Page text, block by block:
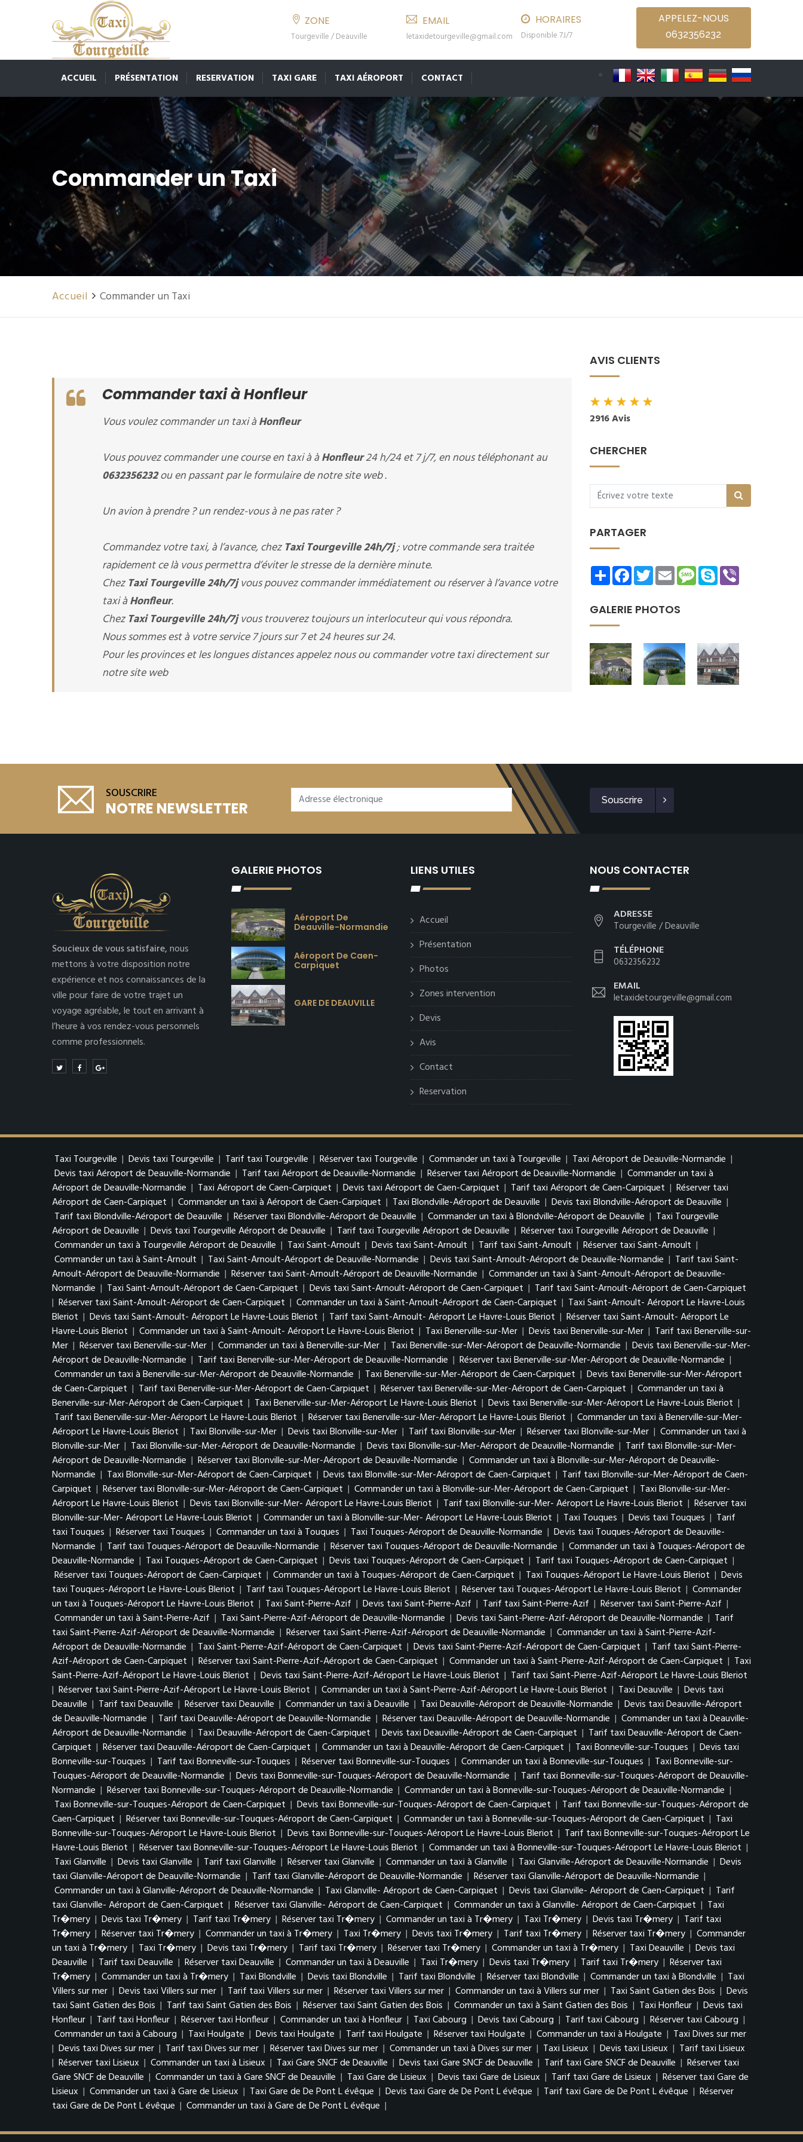
ZONE
Tourgeville / Deauville
EMAIL
letaxidetourgeville@gmail.com
HORAIRES
Disponible 7J/7
APPELEZ-NOUS
0632356232
ACCUEIL PRÉSENTATION RESERVATION TAXI GARE TAXI AÉROPORT CONTACT
Commander un Taxi
Accueil Commander un Taxi
Commander taxi à Honfleur
Vous voulez commander un taxi àHonfleur
Vous pouvez commander une course en taxi à àHonfleur24 h/24 et 7 j/7, en nous téléphonant au
0632356232ou en passant par le formulaire de notre site web .
Un avion à prendre ? un rendez-vous à ne pas rater ?
Commandez votre taxi, à l’avance, chezTaxi Tourgeville 24h/7j; votre commande sera traitée
rapidement ce là vous permettra d’éviter le stresse de la dernière minute.
ChezTaxi Tourgeville 24h/7jvous pouvez commander immédiatement ou réserver à l’avance votre
taxi àHonfleur.
ChezTaxi Tourgeville 24h/7jvous trouverez toujours un interlocuteur qui vous répondra.
Nous sommes est à votre service 7 jours sur 7 et 24 heures sur 24.
Pour les provinces et les longues distances appelez nous ou commander votre taxi directement sur
notre site web
AVIS CLIENTS
★★★★★
2916 Avis
CHERCHER
PARTAGER
ShareFacebookTwitterEmailMessage
Skype
GALERIE PHOTOS
SOUSCRIRE
NOTRE NEWSLETTER Souscrire
Soucieux de vous satisfaire,nous
mettons à votre disposition notre
expérience et nos connaissances de la
ville pour faire de votre trajet un
voyage agréable, le tout en arrivant à
l’heure à vos rendez-vous personnels
comme professionnels.
GALERIE PHOTOS
Aéroport De
Deauville-Normandie
Aéroport De Caen-
Carpiquet
GARE DE DEAUVILLE
LIENS UTILES
Accueil
Présentation
Photos
Zones intervention
Devis
Avis
Contact
Reservation
NOUS CONTACTER
ADRESSE
Tourgeville / Deauville
TÉLÉPHONE
0632356232
EMAIL
letaxidetourgeville@gmail.com
Taxi Tourgeville | Devis taxi Tourgeville | Tarif taxi Tourgeville | Réserver taxi Tourgeville | Commander un taxi à Tourgeville | Taxi Aéroport de Deauville-Normandie |
Devis taxi Aéroport de Deauville-Normandie | Tarif taxi Aéroport de Deauville-Normandie | Réserver taxi Aéroport de Deauville-Normandie | Commander un taxi à
Aéroport de Deauville-Normandie | Taxi Aéroport de Caen-Carpiquet | Devis taxi Aéroport de Caen-Carpiquet | Tarif taxi Aéroport de Caen-Carpiquet | Réserver taxi
Aéroport de Caen-Carpiquet | Commander un taxi à Aéroport de Caen-Carpiquet | Taxi Blondville-Aéroport de Deauville | Devis taxi Blondville-Aéroport de Deauville |
Tarif taxi Blondville-Aéroport de Deauville | Réserver taxi Blondville-Aéroport de Deauville | Commander un taxi à Blondville-Aéroport de Deauville | Taxi Tourgeville
Aéroport de Deauville | Devis taxi Tourgeville Aéroport de Deauville | Tarif taxi Tourgeville Aéroport de Deauville | Réserver taxi Tourgeville Aéroport de Deauville |
Commander un taxi à Tourgeville Aéroport de Deauville | Taxi Saint-Arnoult | Devis taxi Saint-Arnoult | Tarif taxi Saint-Arnoult | Réserver taxi Saint-Arnoult |
Commander un taxi à Saint-Arnoult | Taxi Saint-Arnoult-Aéroport de Deauville-Normandie | Devis taxi Saint-Arnoult-Aéroport de Deauville-Normandie | Tarif taxi Saint-
Arnoult-Aéroport de Deauville-Normandie | Réserver taxi Saint-Arnoult-Aéroport de Deauville-Normandie | Commander un taxi à Saint-Arnoult-Aéroport de Deauville-
Normandie | Taxi Saint-Arnoult-Aéroport de Caen-Carpiquet | Devis taxi Saint-Arnoult-Aéroport de Caen-Carpiquet | Tarif taxi Saint-Arnoult-Aéroport de Caen-Carpiquet
| Réserver taxi Saint-Arnoult-Aéroport de Caen-Carpiquet | Commander un taxi à Saint-Arnoult-Aéroport de Caen-Carpiquet | Taxi Saint-Arnoult- Aéroport Le Havre-Louis
Bleriot | Devis taxi Saint-Arnoult- Aéroport Le Havre-Louis Bleriot | Tarif taxi Saint-Arnoult- Aéroport Le Havre-Louis Bleriot | Réserver taxi Saint-Arnoult- Aéroport Le
Havre-Louis Bleriot | Commander un taxi à Saint-Arnoult- Aéroport Le Havre-Louis Bleriot | Taxi Benerville-sur-Mer | Devis taxi Benerville-sur-Mer | Tarif taxi Benerville-sur-
Mer | Réserver taxi Benerville-sur-Mer | Commander un taxi à Benerville-sur-Mer | Taxi Benerville-sur-Mer-Aéroport de Deauville-Normandie | Devis taxi Benerville-sur-Mer-
Aéroport de Deauville-Normandie | Tarif taxi Benerville-sur-Mer-Aéroport de Deauville-Normandie | Réserver taxi Benerville-sur-Mer-Aéroport de Deauville-Normandie |
Commander un taxi à Benerville-sur-Mer-Aéroport de Deauville-Normandie | Taxi Benerville-sur-Mer-Aéroport de Caen-Carpiquet | Devis taxi Benerville-sur-Mer-Aéroport
de Caen-Carpiquet | Tarif taxi Benerville-sur-Mer-Aéroport de Caen-Carpiquet | Réserver taxi Benerville-sur-Mer-Aéroport de Caen-Carpiquet | Commander un taxi à
Benerville-sur-Mer-Aéroport de Caen-Carpiquet | Taxi Benerville-sur-Mer-Aéroport Le Havre-Louis Bleriot | Devis taxi Benerville-sur-Mer-Aéroport Le Havre-Louis Bleriot |
Tarif taxi Benerville-sur-Mer-Aéroport Le Havre-Louis Bleriot | Réserver taxi Benerville-sur-Mer-Aéroport Le Havre-Louis Bleriot | Commander un taxi à Benerville-sur-Mer-
Aéroport Le Havre-Louis Bleriot | Taxi Blonville-sur-Mer | Devis taxi Blonville-sur-Mer | Tarif taxi Blonville-sur-Mer | Réserver taxi Blonville-sur-Mer | Commander un taxi à
Blonville-sur-Mer | Taxi Blonville-sur-Mer-Aéroport de Deauville-Normandie | Devis taxi Blonville-sur-Mer-Aéroport de Deauville-Normandie | Tarif taxi Blonville-sur-Mer-
Aéroport de Deauville-Normandie | Réserver taxi Blonville-sur-Mer-Aéroport de Deauville-Normandie | Commander un taxi à Blonville-sur-Mer-Aéroport de Deauville-
Normandie | Taxi Blonville-sur-Mer-Aéroport de Caen-Carpiquet | Devis taxi Blonville-sur-Mer-Aéroport de Caen-Carpiquet | Tarif taxi Blonville-sur-Mer-Aéroport de Caen-
Carpiquet | Réserver taxi Blonville-sur-Mer-Aéroport de Caen-Carpiquet | Commander un taxi à Blonville-sur-Mer-Aéroport de Caen-Carpiquet | Taxi Blonville-sur-Mer-
Aéroport Le Havre-Louis Bleriot | Devis taxi Blonville-sur-Mer- Aéroport Le Havre-Louis Bleriot | Tarif taxi Blonville-sur-Mer- Aéroport Le Havre-Louis Bleriot | Réserver taxi
Blonville-sur-Mer- Aéroport Le Havre-Louis Bleriot | Commander un taxi à Blonville-sur-Mer- Aéroport Le Havre-Louis Bleriot | Taxi Touques | Devis taxi Touques | Tarif
taxi Touques | Réserver taxi Touques | Commander un taxi à Touques | Taxi Touques-Aéroport de Deauville-Normandie | Devis taxi Touques-Aéroport de Deauville-
Normandie | Tarif taxi Touques-Aéroport de Deauville-Normandie | Réserver taxi Touques-Aéroport de Deauville-Normandie | Commander un taxi à Touques-Aéroport de
Deauville-Normandie | Taxi Touques-Aéroport de Caen-Carpiquet | Devis taxi Touques-Aéroport de Caen-Carpiquet | Tarif taxi Touques-Aéroport de Caen-Carpiquet |
Réserver taxi Touques-Aéroport de Caen-Carpiquet | Commander un taxi à Touques-Aéroport de Caen-Carpiquet | Taxi Touques-Aéroport Le Havre-Louis Bleriot | Devis
taxi Touques-Aéroport Le Havre-Louis Bleriot | Tarif taxi Touques-Aéroport Le Havre-Louis Bleriot | Réserver taxi Touques-Aéroport Le Havre-Louis Bleriot | Commander
un taxi à Touques-Aéroport Le Havre-Louis Bleriot | Taxi Saint-Pierre-Azif | Devis taxi Saint-Pierre-Azif | Tarif taxi Saint-Pierre-Azif | Réserver taxi Saint-Pierre-Azif |
Commander un taxi à Saint-Pierre-Azif | Taxi Saint-Pierre-Azif-Aéroport de Deauville-Normandie | Devis taxi Saint-Pierre-Azif-Aéroport de Deauville-Normandie | Tarif
taxi Saint-Pierre-Azif-Aéroport de Deauville-Normandie | Réserver taxi Saint-Pierre-Azif-Aéroport de Deauville-Normandie | Commander un taxi à Saint-Pierre-Azif-
Aéroport de Deauville-Normandie | Taxi Saint-Pierre-Azif-Aéroport de Caen-Carpiquet | Devis taxi Saint-Pierre-Azif-Aéroport de Caen-Carpiquet | Tarif taxi Saint-Pierre-
Azif-Aéroport de Caen-Carpiquet | Réserver taxi Saint-Pierre-Azif-Aéroport de Caen-Carpiquet | Commander un taxi à Saint-Pierre-Azif-Aéroport de Caen-Carpiquet | Taxi
Saint-Pierre-Azif-Aéroport Le Havre-Louis Bleriot | Devis taxi Saint-Pierre-Azif-Aéroport Le Havre-Louis Bleriot | Tarif taxi Saint-Pierre-Azif-Aéroport Le Havre-Louis Bleriot
| Réserver taxi Saint-Pierre-Azif-Aéroport Le Havre-Louis Bleriot | Commander un taxi à Saint-Pierre-Azif-Aéroport Le Havre-Louis Bleriot | Taxi Deauville | Devis taxi
Deauville | Tarif taxi Deauville | Réserver taxi Deauville | Commander un taxi à Deauville | Taxi Deauville-Aéroport de Deauville-Normandie | Devis taxi Deauville-Aéroport
de Deauville-Normandie | Tarif taxi Deauville-Aéroport de Deauville-Normandie | Réserver taxi Deauville-Aéroport de Deauville-Normandie | Commander un taxi à Deauville-
Aéroport de Deauville-Normandie | Taxi Deauville-Aéroport de Caen-Carpiquet | Devis taxi Deauville-Aéroport de Caen-Carpiquet | Tarif taxi Deauville-Aéroport de Caen-
Carpiquet | Réserver taxi Deauville-Aéroport de Caen-Carpiquet | Commander un taxi à Deauville-Aéroport de Caen-Carpiquet | Taxi Bonneville-sur-Touques | Devis taxi
Bonneville-sur-Touques | Tarif taxi Bonneville-sur-Touques | Réserver taxi Bonneville-sur-Touques | Commander un taxi à Bonneville-sur-Touques | Taxi Bonneville-sur-
Touques-Aéroport de Deauville-Normandie | Devis taxi Bonneville-sur-Touques-Aéroport de Deauville-Normandie | Tarif taxi Bonneville-sur-Touques-Aéroport de Deauville-
Normandie | Réserver taxi Bonneville-sur-Touques-Aéroport de Deauville-Normandie | Commander un taxi à Bonneville-sur-Touques-Aéroport de Deauville-Normandie |
Taxi Bonneville-sur-Touques-Aéroport de Caen-Carpiquet | Devis taxi Bonneville-sur-Touques-Aéroport de Caen-Carpiquet | Tarif taxi Bonneville-sur-Touques-Aéroport de
Caen-Carpiquet | Réserver taxi Bonneville-sur-Touques-Aéroport de Caen-Carpiquet | Commander un taxi à Bonneville-sur-Touques-Aéroport de Caen-Carpiquet | Taxi
Bonneville-sur-Touques-Aéroport Le Havre-Louis Bleriot | Devis taxi Bonneville-sur-Touques-Aéroport Le Havre-Louis Bleriot | Tarif taxi Bonneville-sur-Touques-Aéroport Le
Havre-Louis Bleriot | Réserver taxi Bonneville-sur-Touques-Aéroport Le Havre-Louis Bleriot | Commander un taxi à Bonneville-sur-Touques-Aéroport Le Havre-Louis Bleriot |
Taxi Glanville | Devis taxi Glanville | Tarif taxi Glanville | Réserver taxi Glanville | Commander un taxi à Glanville | Taxi Glanville-Aéroport de Deauville-Normandie | Devis
taxi Glanville-Aéroport de Deauville-Normandie | Tarif taxi Glanville-Aéroport de Deauville-Normandie | Réserver taxi Glanville-Aéroport de Deauville-Normandie |
Commander un taxi à Glanville-Aéroport de Deauville-Normandie | Taxi Glanville- Aéroport de Caen-Carpiquet | Devis taxi Glanville- Aéroport de Caen-Carpiquet | Tarif
taxi Glanville- Aéroport de Caen-Carpiquet | Réserver taxi Glanville- Aéroport de Caen-Carpiquet | Commander un taxi à Glanville- Aéroport de Caen-Carpiquet | Taxi
Tr�mery | Devis taxi Tr�mery | Tarif taxi Tr�mery | Réserver taxi Tr�mery | Commander un taxi à Tr�mery | Taxi Tr�mery | Devis taxi Tr�mery | Tarif taxi
Tr�mery | Réserver taxi Tr�mery | Commander un taxi à Tr�mery | Taxi Tr�mery | Devis taxi Tr�mery | Tarif taxi Tr�mery | Réserver taxi Tr�mery | Commander
un taxi à Tr�mery | Taxi Tr�mery | Devis taxi Tr�mery | Tarif taxi Tr�mery | Réserver taxi Tr�mery | Commander un taxi à Tr�mery | Taxi Deauville | Devis taxi
Deauville | Tarif taxi Deauville | Réserver taxi Deauville | Commander un taxi à Deauville | Taxi Tr�mery | Devis taxi Tr�mery | Tarif taxi Tr�mery | Réserver taxi
Tr�mery | Commander un taxi à Tr�mery | Taxi Blondville | Devis taxi Blondville | Tarif taxi Blondville | Réserver taxi Blondville | Commander un taxi à Blondville | Taxi
Villers sur mer | Devis taxi Villers sur mer | Tarif taxi Villers sur mer | Réserver taxi Villers sur mer | Commander un taxi à Villers sur mer | Taxi Saint Gatien des Bois | Devis
taxi Saint Gatien des Bois | Tarif taxi Saint Gatien des Bois | Réserver taxi Saint Gatien des Bois | Commander un taxi à Saint Gatien des Bois | Taxi Honfleur | Devis taxi
Honfleur | Tarif taxi Honfleur | Réserver taxi Honfleur | Commander un taxi à Honfleur | Taxi Cabourg | Devis taxi Cabourg | Tarif taxi Cabourg | Réserver taxi Cabourg |
Commander un taxi à Cabourg | Taxi Houlgate | Devis taxi Houlgate | Tarif taxi Houlgate | Réserver taxi Houlgate | Commander un taxi à Houlgate | Taxi Dives sur mer
| Devis taxi Dives sur mer | Tarif taxi Dives sur mer | Réserver taxi Dives sur mer | Commander un taxi à Dives sur mer | Taxi Lisieux | Devis taxi Lisieux | Tarif taxi Lisieux
| Réserver taxi Lisieux | Commander un taxi à Lisieux | Taxi Gare SNCF de Deauville | Devis taxi Gare SNCF de Deauville | Tarif taxi Gare SNCF de Deauville | Réserver taxi
Gare SNCF de Deauville | Commander un taxi à Gare SNCF de Deauville | Taxi Gare de Lisieux | Devis taxi Gare de Lisieux | Tarif taxi Gare de Lisieux | Réserver taxi Gare de
Lisieux | Commander un taxi à Gare de Lisieux | Taxi Gare de De Pont L évêque | Devis taxi Gare de De Pont L évêque | Tarif taxi Gare de De Pont L évêque | Réserver
taxi Gare de De Pont L évêque | Commander un taxi à Gare de De Pont L évêque |